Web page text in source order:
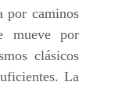
por caminos
mueve por
clásicos
La